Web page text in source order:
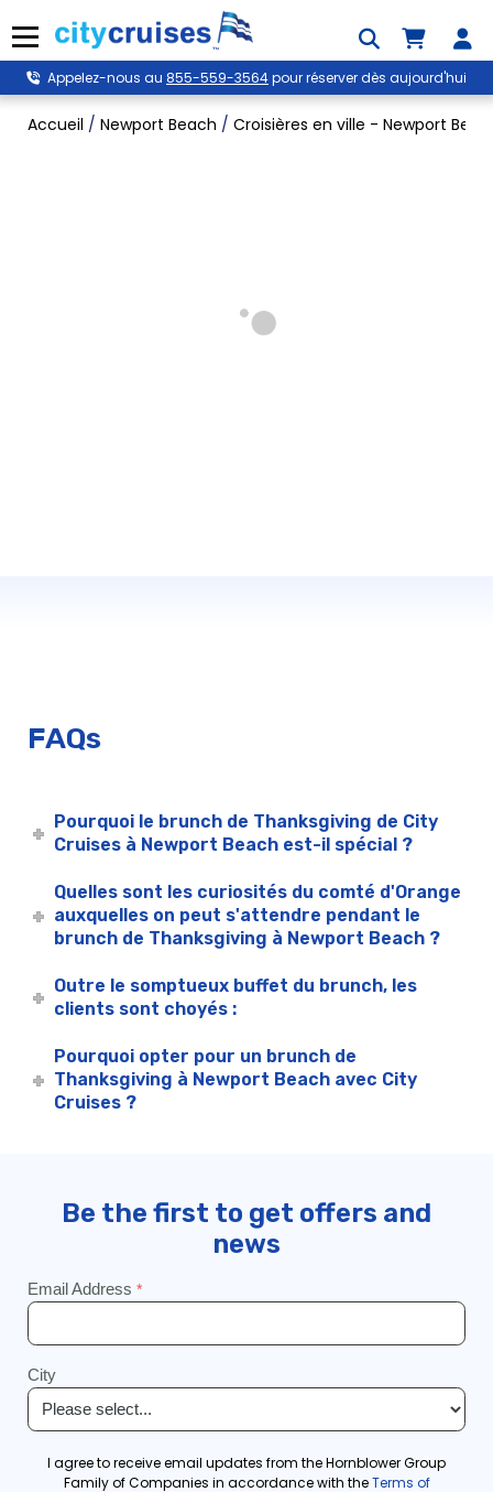
to
content
Menu
Appelez-nous au 855-559-3564pour réserver dès aujourd'hui
Accueil / Newport Beach / Croisières en ville - Newport
FAQs
Pourquoi le brunch de Thanksgiving de City
Cruises à Newport Beach est-il spécial ?
Quelles sont les curiosités du comté d'Orange
auxquelles on peut s'attendre pendant le
brunch de Thanksgiving à Newport Beach ?
Outre le somptueux buffet du brunch, les
clients sont choyés :
Pourquoi opter pour un brunch de
Thanksgiving à Newport Beach avec City
Cruises ?